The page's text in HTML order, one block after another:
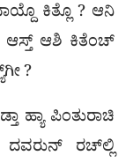
ಕಿತ್ಲೊ ? ಆನಿ
ಆಸ್ತ್ ಆಶಿ ಕಿತೆಂಚ್
?
ಹ್ಯಾ ಪಿಂತುರಾಚಿ
ರಚ್‌ಲ್ಲಿ